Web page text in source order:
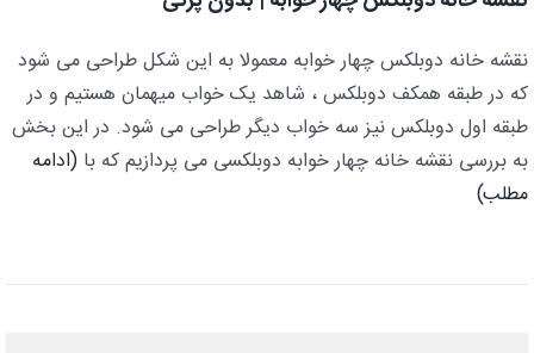
نقشه خانه دوبلکس چهار خوابه معمولا به این شکل طراحی می شود
که در طبقه همکف دوبلکس ، شاهد یک خواب میهمان هستیم و در
طبقه اول دوبلکس نیز سه خواب دیگر طراحی می شود. در این بخش
به بررسی نقشه خانه چهار خوابه دوبلکسی می پردازیم که با (ادامه
مطلب)